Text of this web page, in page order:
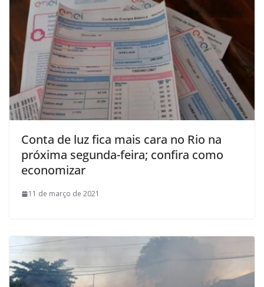
Conta de luz fica mais cara no Rio na
próxima segunda-feira; confira como
economizar
11 de março de 2021